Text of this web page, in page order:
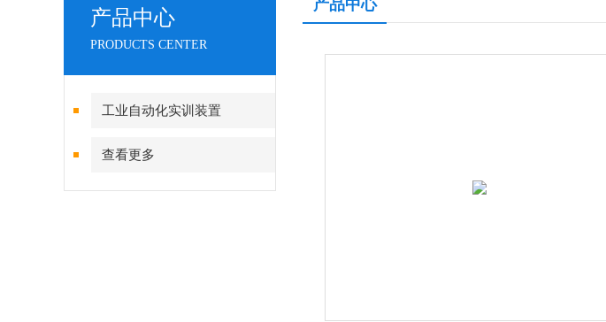
产品中心
PRODUCTS CENTER
工业自动化实训装置
查看更多
产品中心